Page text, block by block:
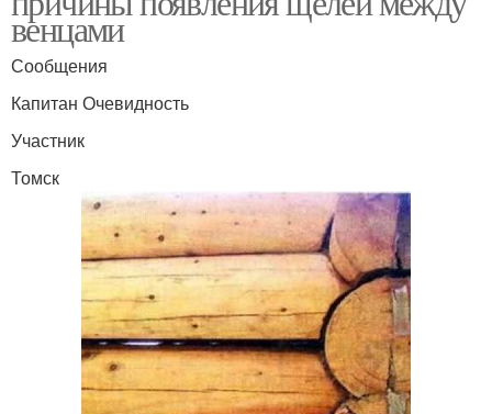
венцами
Сообщения
Капитан Очевидность
Участник
Томск